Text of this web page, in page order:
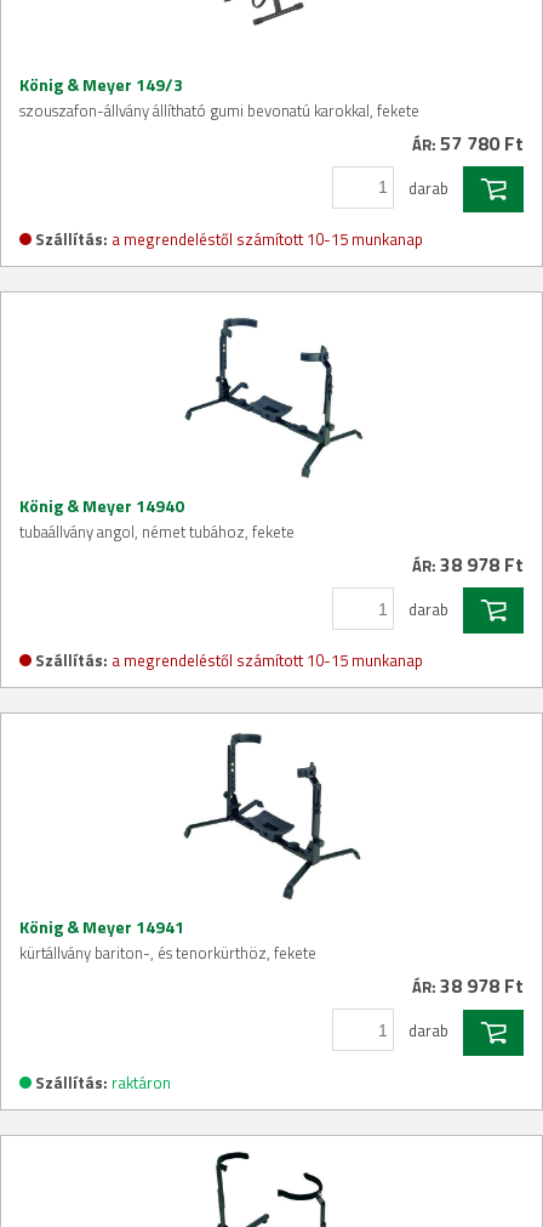
König & Meyer 149/3
szouszafon-állvány állítható gumi bevonatú karokkal, fekete
ÁR: 57 780 Ft
darab
Szállítás: a megrendeléstől számított 10-15 munkanap
König & Meyer 14940
tubaállvány angol, német tubához, fekete
ÁR: 38 978 Ft
darab
Szállítás: a megrendeléstől számított 10-15 munkanap
König & Meyer 14941
kürtállvány bariton-, és tenorkürthöz, fekete
ÁR: 38 978 Ft
darab
Szállítás: raktáron